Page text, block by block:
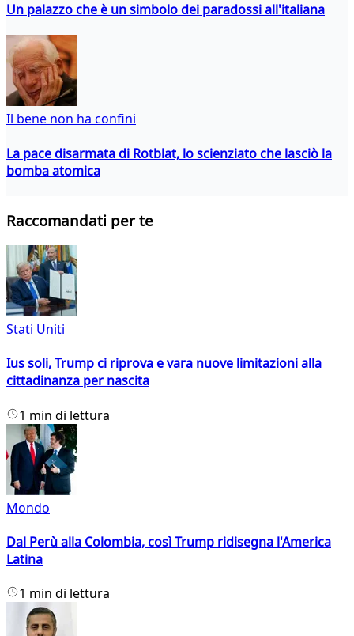
Un palazzo che è un simbolo dei paradossi all'italiana
Il bene non ha confini
La pace disarmata di Rotblat, lo scienziato che lasciò la
bomba atomica
Raccomandati per te
Stati Uniti
Ius soli, Trump ci riprova e vara nuove limitazioni alla
cittadinanza per nascita
1 min di lettura
Mondo
Dal Perù alla Colombia, così Trump ridisegna l'America
Latina
1 min di lettura